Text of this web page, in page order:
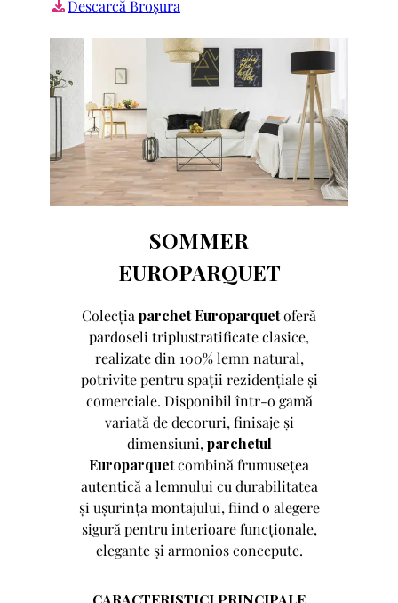
Descarcă Broșura
SOMMER
EUROPARQUET
Colecțiaparchet Europarquetoferă
pardoseli triplustratificate clasice,
realizate din 100% lemn natural,
potrivite pentru spații rezidențiale și
comerciale. Disponibil într-o gamă
variată de decoruri, finisaje și
dimensiuni,parchetul
Europarquetcombină frumusețea
autentică a lemnului cu durabilitatea
și ușurința montajului, fiind o alegere
sigură pentru interioare funcționale,
elegante și armonios concepute.